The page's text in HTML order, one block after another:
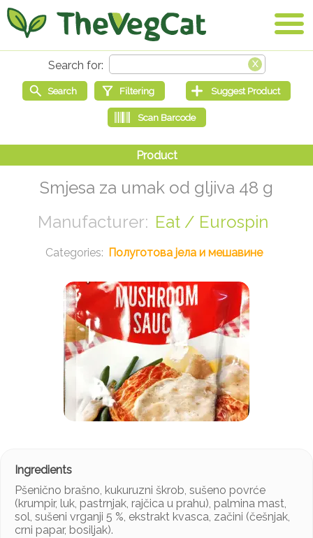
Smjesa za umak od gljiva 48 g
Eat / Eurospin
Полуготова јела и мешавине
Pšenično brašno, kukuruzni škrob, sušeno povrće
(krumpir, luk, pastrnjak, rajčica u prahu), palmina mast,
sol, sušeni vrganji 5 %, ekstrakt kvasca, začini (češnjak,
crni papar, bosiljak).